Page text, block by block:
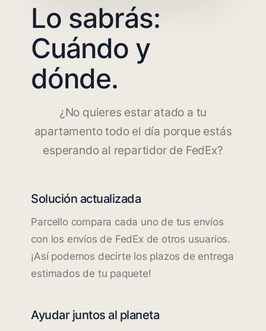
Lo sabrás:
Cuándo y
dónde.
¿No quieres estar atado a tu
apartamento todo el día porque estás
esperando al repartidor de FedEx?
Solución actualizada
Parcello compara cada uno de tus envíos
con los envíos de FedEx de otros usuarios.
¡Así podemos decirte los plazos de entrega
estimados de tu paquete!
Ayudar juntos al planeta